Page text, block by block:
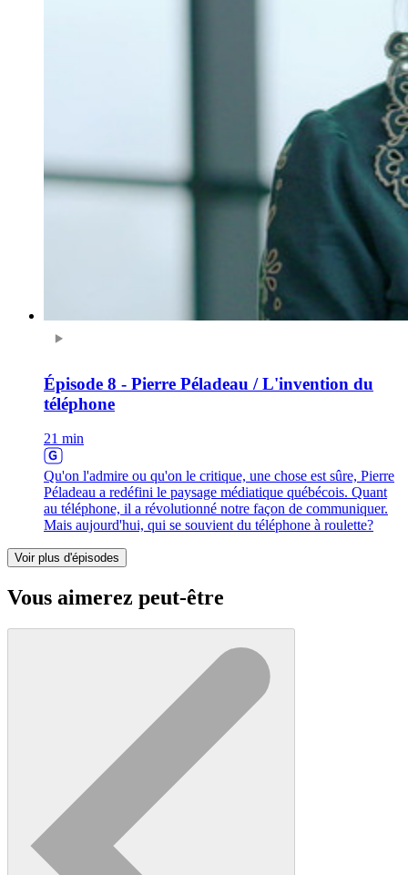
Épisode 8 - Pierre Péladeau / L'invention du
téléphone
21 min
Qu'on l'admire ou qu'on le critique, une chose est sûre, Pierre
Péladeau a redéfini le paysage médiatique québécois. Quant
au téléphone, il a révolutionné notre façon de communiquer.
Mais aujourd'hui, qui se souvient du téléphone à roulette?
Voir plus d'épisodes
Vous aimerez peut-être